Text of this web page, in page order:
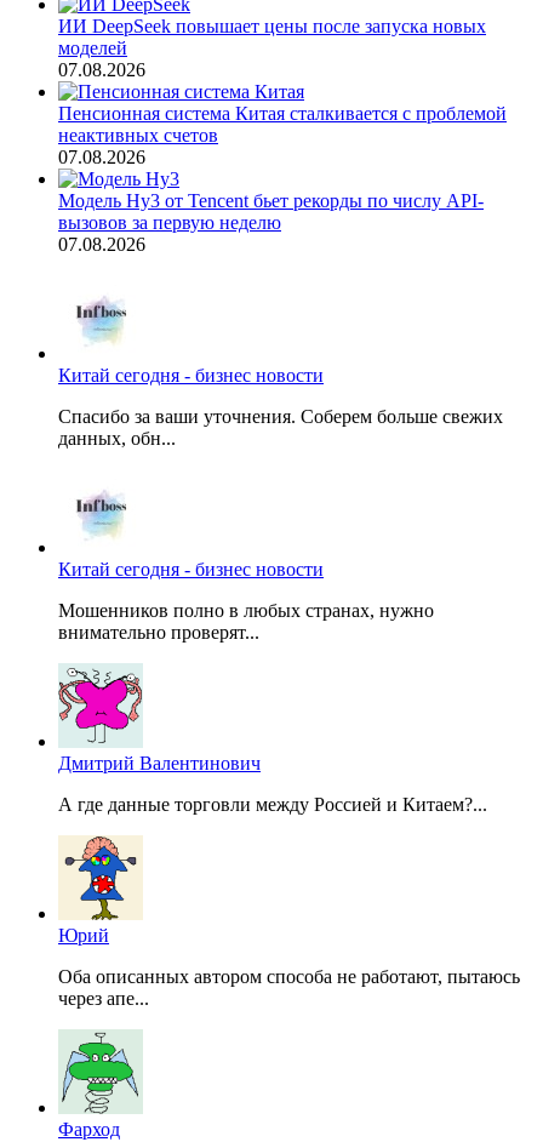
ИИ DeepSeek повышает цены после запуска новых
моделей
07.08.2026
Пенсионная система Китая сталкивается с проблемой
неактивных счетов
07.08.2026
Модель Hy3 от Tencent бьет рекорды по числу API-
вызовов за первую неделю
07.08.2026
Китай сегодня - бизнес новости
Спасибо за ваши уточнения. Соберем больше свежих
данных, обн...
Китай сегодня - бизнес новости
Мошенников полно в любых странах, нужно
внимательно проверят...
Дмитрий Валентинович
А где данные торговли между Россией и Китаем?...
Юрий
Оба описанных автором способа не работают, пытаюсь
через апе...
Фарход